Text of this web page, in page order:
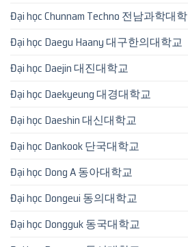
Đại học Chunnam Techno 전남과학대학
Đại học Daegu Haany 대구한의대학교
Đại học Daejin 대진대학교
Đại học Daekyeung 대경대학교
Đại học Daeshin 대신대학교
Đại học Dankook 단국대학교
Đại học Dong A 동아대학교
Đại học Dongeui 동의대학교
Đại học Dongguk 동국대학교